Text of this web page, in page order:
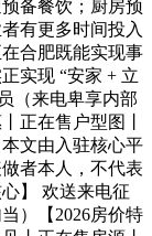
备餐饮；厨房预
有更多时间投入
合肥既能实现事
实现 “安家 + 立
（来电卑享内部
正在售户型图丨
文由入驻核心平
者本人，不代表
】 欢送来电征
）【2026房价特